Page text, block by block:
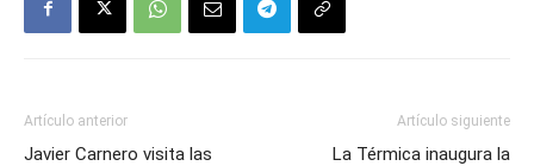
Artículo anterior
Javier Carnero visita las
Artículo siguiente
La Térmica inaugura la